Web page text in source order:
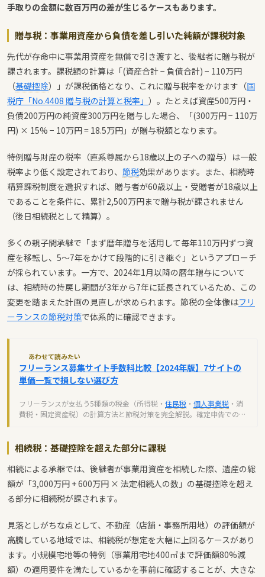
手取りの金額に数百万円の差が生じるケースもあります。
贈与税：事業用資産から負債を差し引いた純額が課税対象
先代が存命中に事業用資産を無償で引き渡すと、後継者に贈与税が
課されます。課税額の計算は「(資産合計 − 負債合計) − 110万円
（基礎控除）」が課税価格となり、これに贈与税率をかけます（国
税庁「No.4408 贈与税の計算と税率」 ）。たとえば資産500万円・
負債200万円の純資産300万円を贈与した場合、「(300万円 − 110万
円) × 15% − 10万円 = 18.5万円」が贈与税額となります。
特例贈与財産の税率（直系尊属から18歳以上の子への贈与）は一般
税率より低く設定されており、 節税効果があります。また、相続時
精算課税制度を選択すれば、贈与者が60歳以上・受贈者が18歳以上
であることを条件に、累計2,500万円まで贈与税が課されません
（後日相続税として精算）。
多くの親子間承継で「まず暦年贈与を活用して毎年110万円ずつ資
産を移転し、5〜7年をかけて段階的に引き継ぐ」というアプローチ
が採られています。一方で、2024年1月以降の暦年贈与について
は、相続時の持戻し期間が3年から7年に延長されているため、この
変更を踏まえた計画の見直しが求められます。節税の全体像はフリ
ーランスの節税対策で体系的に確認できます。
あわせて読みたい
フリーランス募集サイト手数料比較【2024年版】7サイトの
単価一覧で損しない選び方
フリーランスが支払う5種類の税金（所得税・ 住民税 ・ 個人事業税 ・消
費税・固定資産税）の計算方法と節税対策を完全解説。確定申告での控
相続税：基礎控除を超えた部分に課税
相続による承継では、後継者が事業用資産を相続した際、遺産の総
額が「3,000万円 + 600万円 × 法定相続人の数」の基礎控除を超え
る部分に相続税が課されます。
見落としがちな点として、不動産（店舗・事務所用地）の評価額が
高騰している地域では、相続税が想定を大幅に上回るケースがあり
ます。小規模宅地等の特例（事業用宅地400㎡まで評価額80%減
額）の適用要件を満たしているかを事前に確認することが、大きな